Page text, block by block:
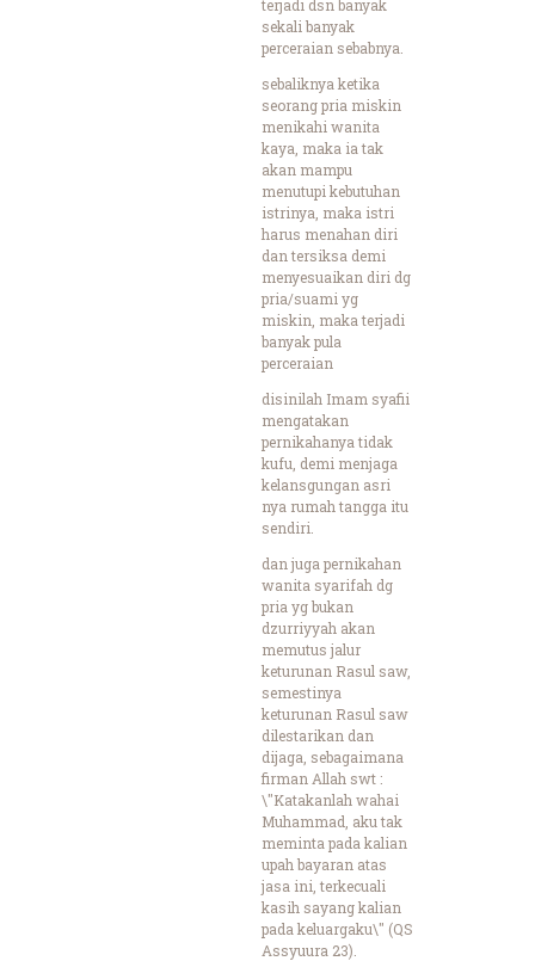
terjadi dsn banyak
sekali banyak
perceraian sebabnya.
sebaliknya ketika
seorang pria miskin
menikahi wanita
kaya, maka ia tak
akan mampu
menutupi kebutuhan
istrinya, maka istri
harus menahan diri
dan tersiksa demi
menyesuaikan diri dg
pria/suami yg
miskin, maka terjadi
banyak pula
perceraian
disinilah Imam syafii
mengatakan
pernikahanya tidak
kufu, demi menjaga
kelansgungan asri
nya rumah tangga itu
sendiri.
dan juga pernikahan
wanita syarifah dg
pria yg bukan
dzurriyyah akan
memutus jalur
keturunan Rasul saw,
semestinya
keturunan Rasul saw
dilestarikan dan
dijaga, sebagaimana
firman Allah swt :
\"Katakanlah wahai
Muhammad, aku tak
meminta pada kalian
upah bayaran atas
jasa ini, terkecuali
kasih sayang kalian
pada keluargaku\" (QS
Assyuura 23).